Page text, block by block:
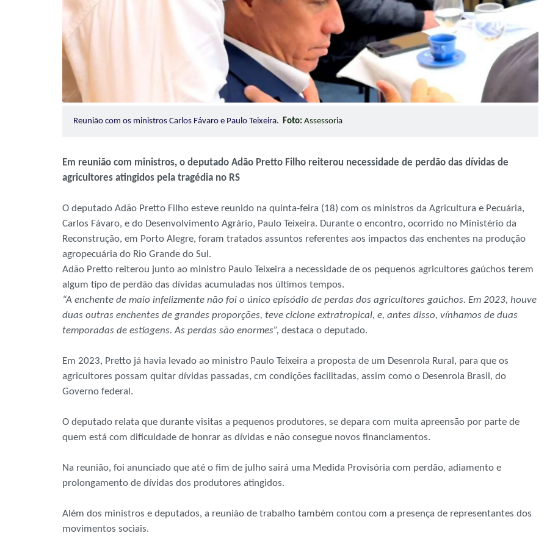
Reunião com os ministros Carlos Fávaro e Paulo Teixeira. Foto: Assessoria
Em reunião com ministros, o deputado Adão Pretto Filho reiterou necessidade de perdão das dívidas de
agricultores atingidos pela tragédia no RS
O deputado Adão Pretto Filho esteve reunido na quinta-feira (18) com os ministros da Agricultura e Pecuária,
Carlos Fávaro, e do Desenvolvimento Agrário, Paulo Teixeira. Durante o encontro, ocorrido no Ministério da
Reconstrução, em Porto Alegre, foram tratados assuntos referentes aos impactos das enchentes na produção
agropecuária do Rio Grande do Sul.
Adão Pretto reiterou junto ao ministro Paulo Teixeira a necessidade de os pequenos agricultores gaúchos terem
algum tipo de perdão das dívidas acumuladas nos últimos tempos.
“A enchente de maio infelizmente não foi o único episódio de perdas dos agricultores gaúchos. Em 2023, houve
duas outras enchentes de grandes proporções, teve ciclone extratropical, e, antes disso, vínhamos de duas
temporadas de estiagens. As perdas são enormes”, destaca o deputado.
Em 2023, Pretto já havia levado ao ministro Paulo Teixeira a proposta de um Desenrola Rural, para que os
agricultores possam quitar dívidas passadas, cm condições facilitadas, assim como o Desenrola Brasil, do
Governo federal.
O deputado relata que durante visitas a pequenos produtores, se depara com muita apreensão por parte de
quem está com dificuldade de honrar as dívidas e não consegue novos financiamentos.
Na reunião, foi anunciado que até o fim de julho sairá uma Medida Provisória com perdão, adiamento e
prolongamento de dívidas dos produtores atingidos.
Além dos ministros e deputados, a reunião de trabalho também contou com a presença de representantes dos
movimentos sociais.